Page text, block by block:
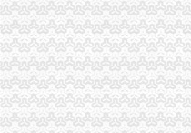
市局局长、0元注册公司流程组
重庆工商系统充分发扬团结互助
巴南局重庆0元注册公司认真做好
市重庆免费注册公司局机关职工
綦江局、重庆一元注册公司綦江
铜梁局三项措施作好东门市重庆